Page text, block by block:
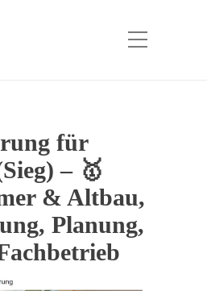
für
– 🥇
& Altbau,
Planung,